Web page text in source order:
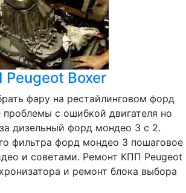
Boxer
фару на рестайлинговом форд
с ошибкой двигателя но
дизельный форд мондео 3 с 2.
фильтра форд мондео 3 пошаговое
и советами. Ремонт КПП Peugeot
и ремонт блока выбора